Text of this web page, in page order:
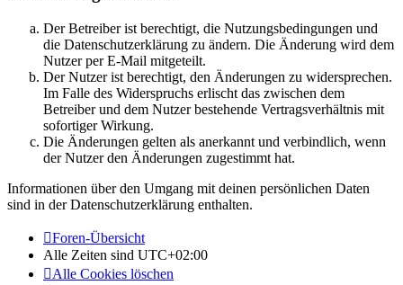
Der Betreiber ist berechtigt, die Nutzungsbedingungen und
die Datenschutzerklärung zu ändern. Die Änderung wird dem
Nutzer per E-Mail mitgeteilt.
Der Nutzer ist berechtigt, den Änderungen zu widersprechen.
Im Falle des Widerspruchs erlischt das zwischen dem
Betreiber und dem Nutzer bestehende Vertragsverhältnis mit
sofortiger Wirkung.
Die Änderungen gelten als anerkannt und verbindlich, wenn
der Nutzer den Änderungen zugestimmt hat.
Informationen über den Umgang mit deinen persönlichen Daten
sind in der Datenschutzerklärung enthalten.
Foren-Übersicht
Alle Zeiten sind UTC+02:00
Alle Cookies löschen